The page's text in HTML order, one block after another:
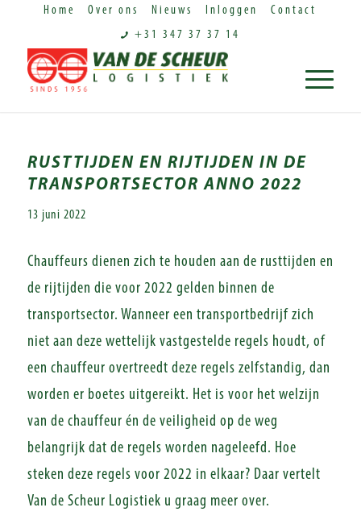
Home Over ons Nieuws Inloggen
Contact
+31 347 37 37 14
RUSTTIJDEN EN RIJTIJDEN IN DE
TRANSPORTSECTOR ANNO 2022
13 juni 2022
Chauffeurs dienen zich te houden aan de rusttijden en
de rijtijden die voor 2022 gelden binnen de
transportsector. Wanneer een transportbedrijf zich
niet aan deze wettelijk vastgestelde regels houdt, of
een chauffeur overtreedt deze regels zelfstandig, dan
worden er boetes uitgereikt. Het is voor het welzijn
van de chauffeur én de veiligheid op de weg
belangrijk dat de regels worden nageleefd. Hoe
steken deze regels voor 2022 in elkaar? Daar vertelt
Van de Scheur Logistiek u graag meer over.